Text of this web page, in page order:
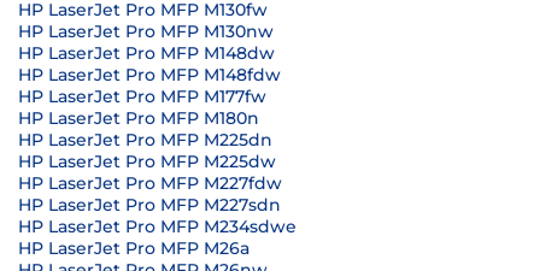
HP LaserJet Pro MFP M130fw
HP LaserJet Pro MFP M130nw
HP LaserJet Pro MFP M148dw
HP LaserJet Pro MFP M148fdw
HP LaserJet Pro MFP M177fw
HP LaserJet Pro MFP M180n
HP LaserJet Pro MFP M225dn
HP LaserJet Pro MFP M225dw
HP LaserJet Pro MFP M227fdw
HP LaserJet Pro MFP M227sdn
HP LaserJet Pro MFP M234sdwe
HP LaserJet Pro MFP M26a